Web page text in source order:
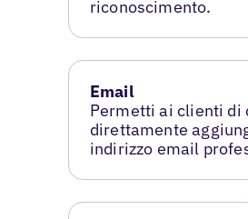
riconoscimento.
Email
Permetti ai clienti di
direttamente
indirizzo email